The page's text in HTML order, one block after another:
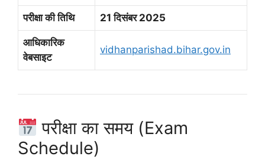
परीक्षा की तिथि 21 दिसंबर 2025
आधिकारिक
वेबसाइट
vidhanparishad.bihar.gov.in
परीक्षा का समय (Exam
Schedule)